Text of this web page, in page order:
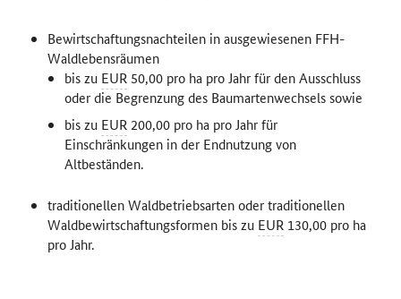
Bewirtschaftungsnachteilen in ausgewiesenen FFH-
Waldlebensräumen
bis zu EUR50,00 pro ha pro Jahr für den Ausschluss
oder die Begrenzung des Baumartenwechsels sowie
bis zu EUR200,00 pro ha pro Jahr für
Einschränkungen in der Endnutzung von
Altbeständen.
traditionellen Waldbetriebsarten oder traditionellen
Waldbewirtschaftungsformen bis zu EUR130,00 pro ha
pro Jahr.